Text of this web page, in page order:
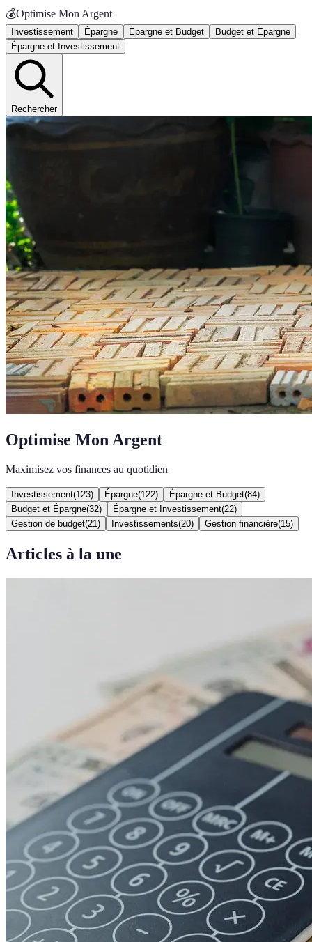
💰Optimise Mon Argent
Investissement Épargne Épargne et Budget
Budget et Épargne
Épargne et Investissement
Rechercher
Optimise Mon Argent
Maximisez vos finances au quotidien
Investissement(123) Épargne(122) Épargne et Budget(84)
Budget et Épargne(32) Épargne et Investissement(22)
Gestion de budget(21 ) Investissements(20) Gestion financière(15)
Articles à la une